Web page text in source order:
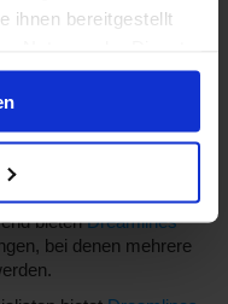
ihnen bereitgestellt
Temperaturen,
Inseln entspannt
Inspirationen finden
Kanaren,TUI Cruises
bietenDreamlines
bei denen mehrere